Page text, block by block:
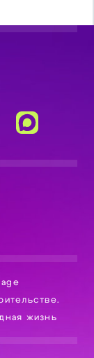
жизнь